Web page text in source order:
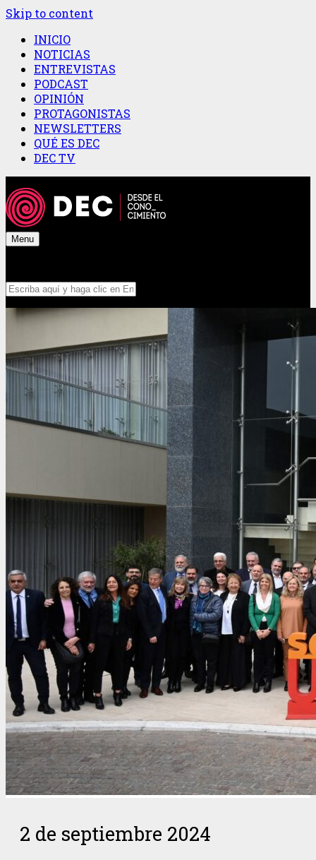
Skip to content
INICIO
NOTICIAS
ENTREVISTAS
PODCAST
OPINIÓN
PROTAGONISTAS
NEWSLETTERS
QUÉ ES DEC
DEC TV
Menu
2 de septiembre 2024